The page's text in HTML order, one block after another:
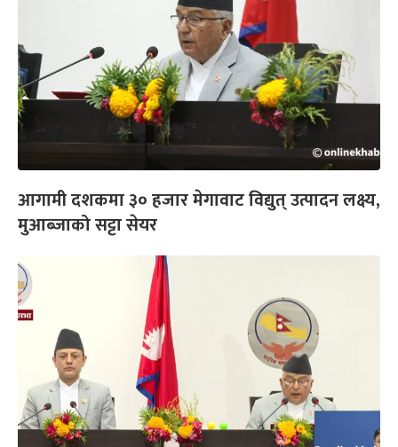
आगामी दशकमा ३० हजार मेगावाट विद्युत् उत्पादन लक्ष्य,
मुआब्जाको सट्टा सेयर